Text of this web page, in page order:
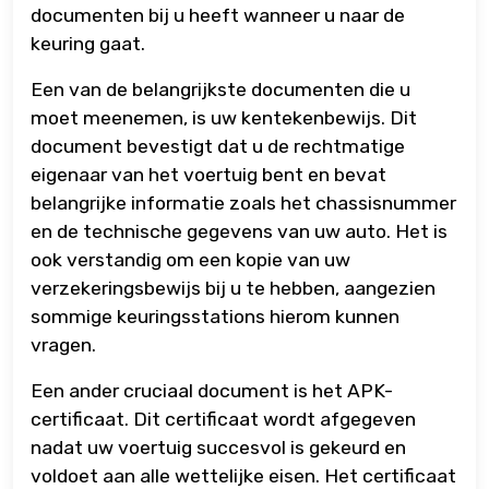
documenten bij u heeft wanneer u naar de
keuring gaat.
Een van de belangrijkste documenten die u
moet meenemen, is uw kentekenbewijs. Dit
document bevestigt dat u de rechtmatige
eigenaar van het voertuig bent en bevat
belangrijke informatie zoals het chassisnummer
en de technische gegevens van uw auto. Het is
ook verstandig om een kopie van uw
verzekeringsbewijs bij u te hebben, aangezien
sommige keuringsstations hierom kunnen
vragen.
Een ander cruciaal document is het APK-
certificaat. Dit certificaat wordt afgegeven
nadat uw voertuig succesvol is gekeurd en
voldoet aan alle wettelijke eisen. Het certificaat